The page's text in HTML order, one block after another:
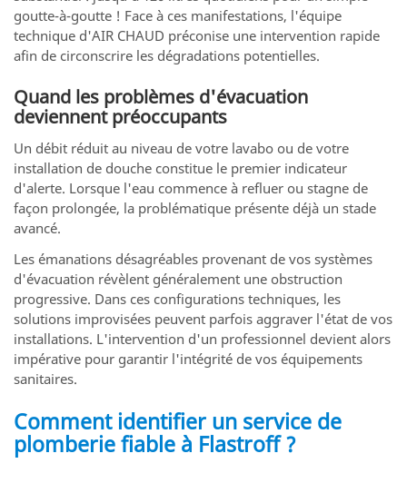
goutte-à-goutte ! Face à ces manifestations, l'équipe
technique d'AIR CHAUD préconise une intervention rapide
afin de circonscrire les dégradations potentielles.
Quand les problèmes d'évacuation
deviennent préoccupants
Un débit réduit au niveau de votre lavabo ou de votre
installation de douche constitue le premier indicateur
d'alerte. Lorsque l'eau commence à refluer ou stagne de
façon prolongée, la problématique présente déjà un stade
avancé.
Les émanations désagréables provenant de vos systèmes
d'évacuation révèlent généralement une obstruction
progressive. Dans ces configurations techniques, les
solutions improvisées peuvent parfois aggraver l'état de vos
installations. L'intervention d'un professionnel devient alors
impérative pour garantir l'intégrité de vos équipements
sanitaires.
Comment identifier un service de
plomberie fiable à Flastroff ?